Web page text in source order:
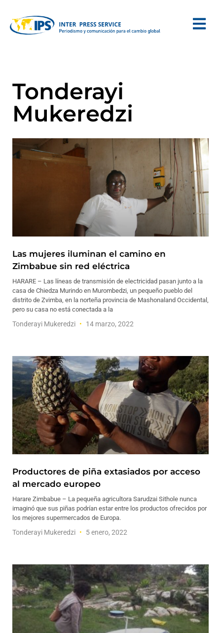
Tonderayi
Mukeredzi
Las mujeres iluminan el camino en
Zimbabue sin red eléctrica
HARARE – Las líneas de transmisión de electricidad pasan junto a la
casa de Chiedza Murindo en Murombedzi, un pequeño pueblo del
distrito de Zvimba, en la norteña provincia de Mashonaland Occidental,
pero su casa no está conectada a la
Tonderayi Mukeredzi 14 marzo, 2022
Productores de piña extasiados por acceso
al mercado europeo
Harare Zimbabue – La pequeña agricultora Sarudzai Sithole nunca
imaginó que sus piñas podrían estar entre los productos ofrecidos por
los mejores supermercados de Europa.
Tonderayi Mukeredzi 5 enero, 2022